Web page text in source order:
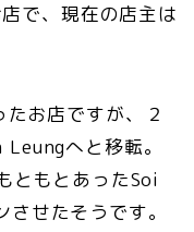
で、現在の店主は
お店ですが、２
へと移転。
ともとあったSoi
せたそうです。